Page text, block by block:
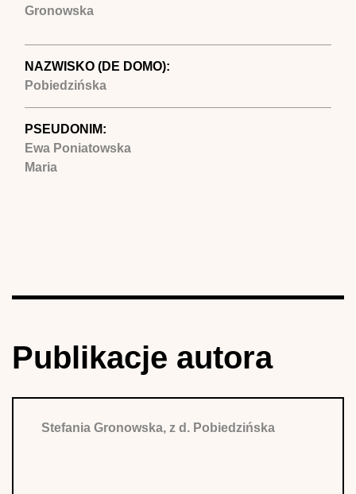
Gronowska
NAZWISKO (DE DOMO):
Pobiedzińska
PSEUDONIM:
Ewa Poniatowska
Maria
Publikacje autora
Stefania Gronowska, z d. Pobiedzińska